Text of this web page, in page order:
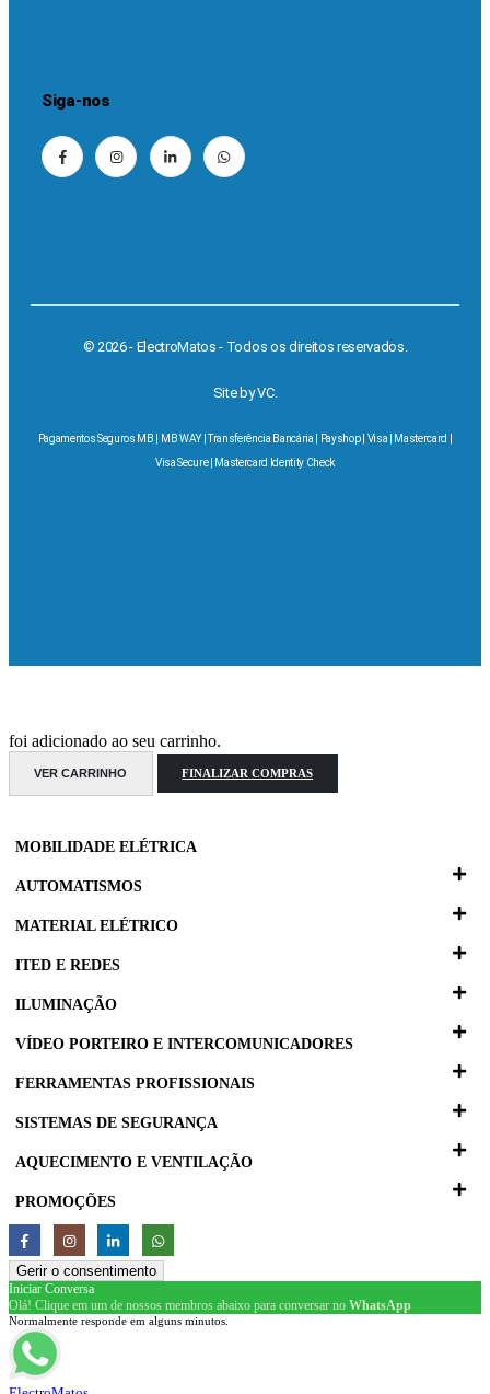
Siga-nos
© 2026 - ElectroMatos - Todos os direitos reservados.
Site by VC.
Pagamentos Seguros MB | MB WAY | Transferência Bancária | Payshop | Visa | Mastercard |
Visa Secure | Mastercard Identity Check
foi adicionado ao seu carrinho.
VER CARRINHO FINALIZAR COMPRAS
MOBILIDADE ELÉTRICA
AUTOMATISMOS
MATERIAL ELÉTRICO
ITED E REDES
ILUMINAÇÃO
VÍDEO PORTEIRO E INTERCOMUNICADORES
FERRAMENTAS PROFISSIONAIS
SISTEMAS DE SEGURANÇA
AQUECIMENTO E VENTILAÇÃO
PROMOÇÕES
Gerir o consentimento
Iniciar Conversa
Olá! Clique em um de nossos membros abaixo para conversar no WhatsApp
Normalmente responde em alguns minutos.